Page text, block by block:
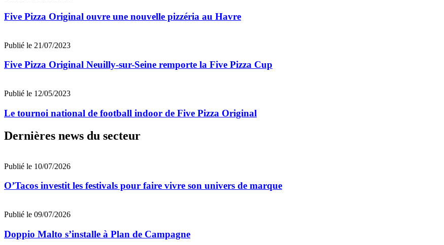
Five Pizza Original ouvre une nouvelle pizzéria au Havre
Publié le 21/07/2023
Five Pizza Original Neuilly-sur-Seine remporte la Five Pizza Cup
Publié le 12/05/2023
Le tournoi national de football indoor de Five Pizza Original
Dernières news du secteur
Publié le 10/07/2026
O’Tacos investit les festivals pour faire vivre son univers de marque
Publié le 09/07/2026
Doppio Malto s’installe à Plan de Campagne